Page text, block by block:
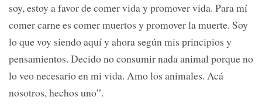
soy, estoy a favor de comer vida y promover vida. Para mí
comer carne es comer muertos y promover la muerte. Soy
lo que voy siendo aquí y ahora según mis principios y
pensamientos. Decido no consumir nada animal porque no
lo veo necesario en mi vida. Amo los animales. Acá
nosotros, hechos uno”.